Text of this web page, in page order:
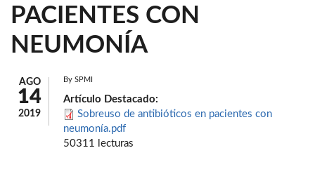
PACIENTES CON
NEUMONÍA
AGO
14
2019
By SPMI
Artículo Destacado:
Sobreuso de antibióticos en pacientes con
neumonía.pdf
50311 lecturas